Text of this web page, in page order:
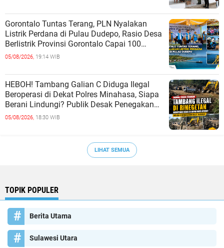
Gorontalo Tuntas Terang, PLN Nyalakan
Listrik Perdana di Pulau Dudepo, Rasio Desa
Berlistrik Provinsi Gorontalo Capai 100
Persen
05/08/2026, 19:14 WIB
HEBOH! Tambang Galian C Diduga Ilegal
Beroperasi di Dekat Polres Minahasa, Siapa
Berani Lindungi? Publik Desak Penegakan
Hukum Tanpa Tebang Pilih
05/08/2026, 18:30 WIB
LIHAT SEMUA
TOPIK POPULER
Berita Utama
Sulawesi Utara